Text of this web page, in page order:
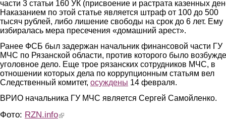
части 3 статьи 160 УК (присвоение и растрата казенных
Наказанием по этой статье является штраф от 100 до 500
тысяч рублей, либо лишение свободы на срок до 6 лет. Ему
избиралась мера пресечения «домашний арест».
Ранее ФСБ был задержан начальник финансовой части ГУ
МЧС по Рязанской области, против которого было
уголовное дело. Еще трое рязанских сотрудников МЧС, в
отношении которых дела по коррупционным статьям вел
Следственный комитет, осуждены 14 февраля.
ВРИО начальника ГУ МЧС является Сергей Самойленко.
Фото: RZN.info(link is external)